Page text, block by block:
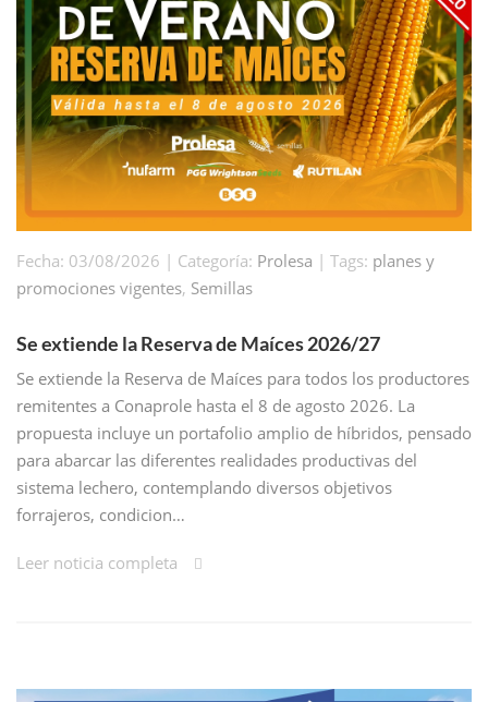
Fecha: 03/08/2026 | Categoría: Prolesa | Tags: planes y
promociones vigentes, Semillas
Se extiende la Reserva de Maíces 2026/27
Se extiende la Reserva de Maíces para todos los productores
remitentes a Conaprole hasta el 8 de agosto 2026. La
propuesta incluye un portafolio amplio de híbridos, pensado
para abarcar las diferentes realidades productivas del
sistema lechero, contemplando diversos objetivos
forrajeros, condicion…
Leer noticia completa